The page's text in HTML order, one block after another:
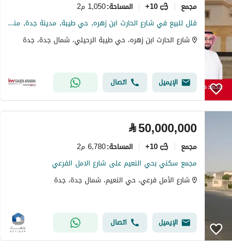
مجمع 10+ المساحة:1,050 م2
فلل للبيع في شارع الحارث ابن زهره, حي طيبة, مدينة جدة, منطقة مكة المكرمة
شارع الحارث ابن زهره، حي طيبة الرحيلي، شمال جدة، جدة
الإيميل اتصال
⃁50,000,000
مجمع 10+ المساحة:6,780 م2
مجمع سكني بحي النعيم على شارع الامل الفرعي
شارع الأمل فرعي، حي النعيم، شمال جدة، جدة
الإيميل اتصال